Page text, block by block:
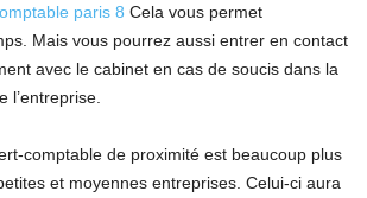
paris 8 Cela vous permet
Mais vous pourrez aussi entrer en contact
avec le cabinet en cas de soucis dans la
l’entreprise.
comptable de proximité est beaucoup plus
et moyennes entreprises. Celui-ci aura